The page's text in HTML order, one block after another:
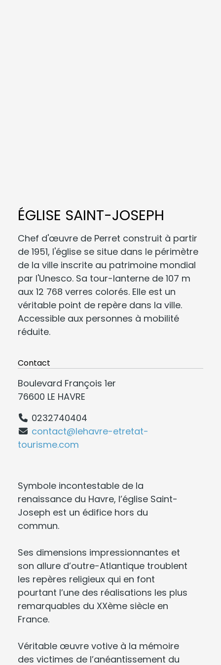
ÉGLISE SAINT-JOSEPH
Chef d'œuvre de Perret construit à partir
de 1951, l'église se situe dans le périmètre
de la ville inscrite au patrimoine mondial
par l'Unesco. Sa tour-lanterne de 107 m
aux 12 768 verres colorés. Elle est un
véritable point de repère dans la ville.
Accessible aux personnes à mobilité
réduite.
Contact
Boulevard François 1er
76600 LE HAVRE
0232740404
contact@lehavre-etretat-
tourisme.com
Symbole incontestable de la
renaissance du Havre, l’église Saint-
Joseph est un édifice hors du
commun.
Ses dimensions impressionnantes et
son allure d’outre-Atlantique troublent
les repères religieux qui en font
pourtant l’une des réalisations les plus
remarquables du XXème siècle en
France.
Véritable œuvre votive à la mémoire
des victimes de l’anéantissement du